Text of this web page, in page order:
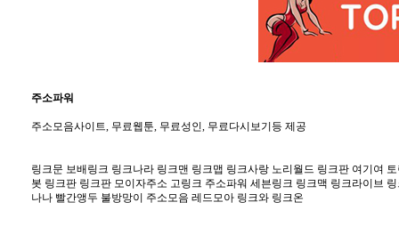
주소파워
주소모음사이트, 무료웹툰, 무료성인, 무료다시보기등 제공
링크문 보배링크 링크나라 링크맨 링크맵 링크사랑 노리월드 링크판 여기여
봇 링크판 링크판 모이자주소 고링크 주소파워 세븐링크 링크맥 링크라이브
나나 빨간앵두 불방망이 주소모음 레드모아 링크와 링크온